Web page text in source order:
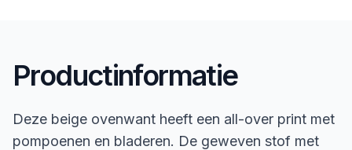
Productinformatie
Deze beige ovenwant heeft een all-over print met
pompoenen en bladeren. De geweven stof met